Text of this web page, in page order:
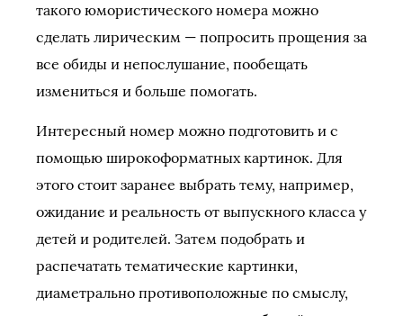
такого юмористического номера можно
сделать лирическим — попросить прощения за
все обиды и непослушание, пообещать
измениться и больше помогать.
Интересный номер можно подготовить и с
помощью широкоформатных картинок. Для
этого стоит заранее выбрать тему, например,
ожидание и реальность от выпускного класса у
детей и родителей. Затем подобрать и
распечатать тематические картинки,
диаметрально противоположные по смыслу,